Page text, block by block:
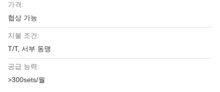
가격:
협상 가능
지불 조건:
T/T, 서부 동맹
공급 능력:
>300sets/월